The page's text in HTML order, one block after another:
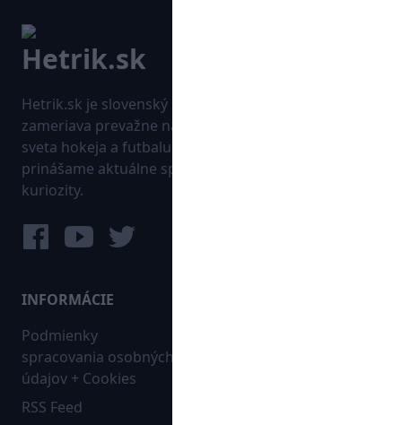
Hetrik.sk je slovenský športový portál, ktorý sa
zameriava prevažne na najnovšie informácie zo
sveta hokeja a futbalu. Pravidelne na dennej báze
prinášame aktuálne správy, góly, zaujímavosti a
kuriozity.
INFORMÁCIE
Podmienky
spracovania osobných
údajov + Cookies
RSS Feed